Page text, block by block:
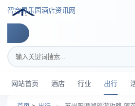
智穹界乐园酒店资讯网
搜索关键词
网站首页 酒店 行业 出行